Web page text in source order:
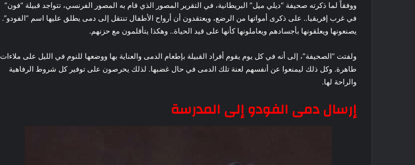
ووفقاً لما ذكرته صحيفة “ديلي ميل” البريطانية، في التقرير المصور الذي قام به المصور الفرنسي، تتواجد قبيلة “فون”
في غرب إفريقيا.. على ذكرى أمواتها من الرضع، ويعتقدون أن أرواح الأطفال تنتقل إلى دمى يطلق عليها اسم “الفودو”.
يصنعونها ويعلقونها بأجسادهم ويعاملونها كأنها على قيد الحياة.. وهكذا يتأقلمون مع حزنهم.
ولفتت “الصحيفة”، إلى أنه في كل يوم يقوم أفراد القبيلة بإطعام الدمى والعناية بها ووضعها للنوم في الليل على ملاءات
طاهرة. وكل ذلك ليمنعوا عن أنفسهم لعنة تلك الدمى في حال غضبها. لذلك يحرصون على توفير كل شروط الرفاهية
والراحة لها.
إرسال دمى الفودو إلى المدرسة